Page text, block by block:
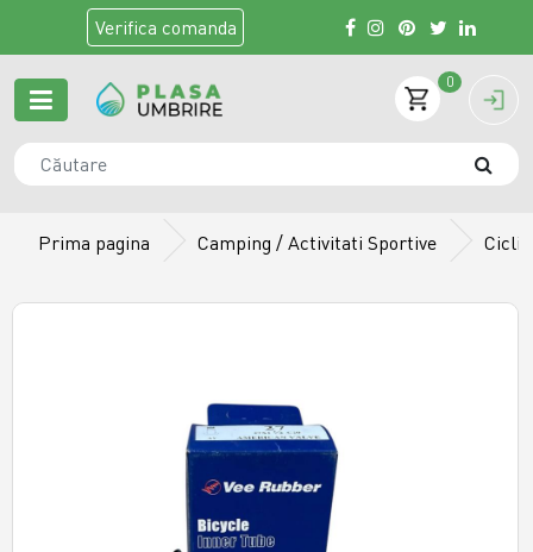
Verifica comanda
0
Prima pagina Camping / Activitati Sportive